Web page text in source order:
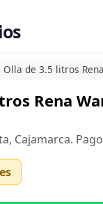
Olla de 3.5 litros
Rena
Cajamarca.